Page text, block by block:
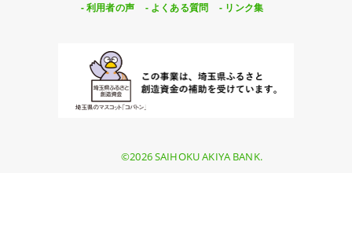
©2026 SAIHOKU AKIYA BANK.
利用者の声
よくある質問 リンク集